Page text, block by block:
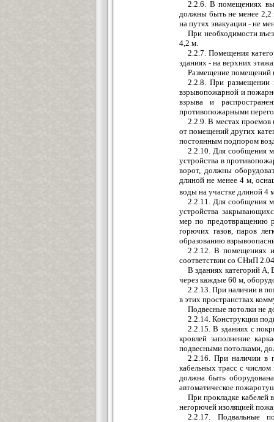
2.2.6. В помещениях
должны быть не менее 2,2
на путях эвакуации - не
При необходимости
4,2 м.
2.2.7. Помещения
зданиях - на верхних
Размещение помещений
2.2.8. При размещении
взрывопожарной и
взрыва и
противопожарными
2.2.9. В местах
от помещений других
постоянным подпором
2.2.10. Для сообщения
устройства в
ворот, должны
длиной не менее 4 м,
воды на участке длиной 4
2.2.11. Для сообщения
устройства
мер по предотвращению
горючих газов, паров
образованию
2.2.12. В помещениях и
соответствии со СНиП
В зданиях категорий
через каждые 60 м,
2.2.13. При наличии в
в этих пространствах
Подвесные потолки не
2.2.14. Конструкции
2.2.15. В зданиях с
кровлей заполнение
подвесными потолками,
2.2.16. При наличии в
кабельных трасс с
должна быть
автоматическое
При прокладке кабелей
негорючей изоляцией
2.2.17. Подвальные